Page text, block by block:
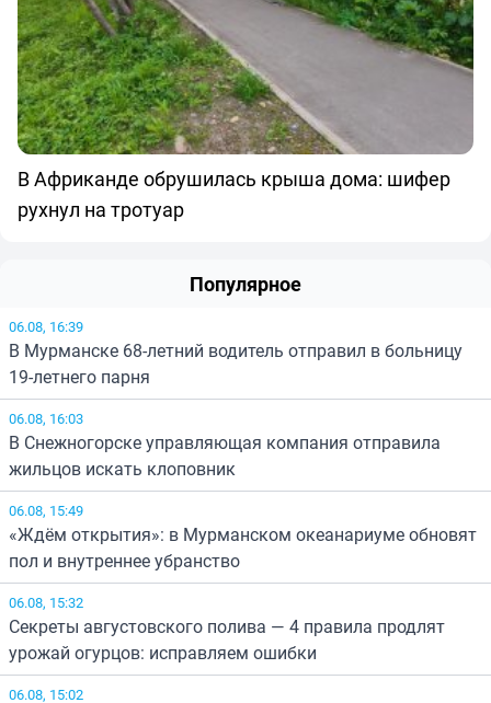
В Африканде обрушилась крыша дома: шифер
рухнул на тротуар
Популярное
06.08, 16:39
В Мурманске 68-летний водитель отправил в больницу
19-летнего парня
06.08, 16:03
В Снежногорске управляющая компания отправила
жильцов искать клоповник
06.08, 15:49
«Ждём открытия»: в Мурманском океанариуме обновят
пол и внутреннее убранство
06.08, 15:32
Секреты августовского полива — 4 правила продлят
урожай огурцов: исправляем ошибки
06.08, 15:02